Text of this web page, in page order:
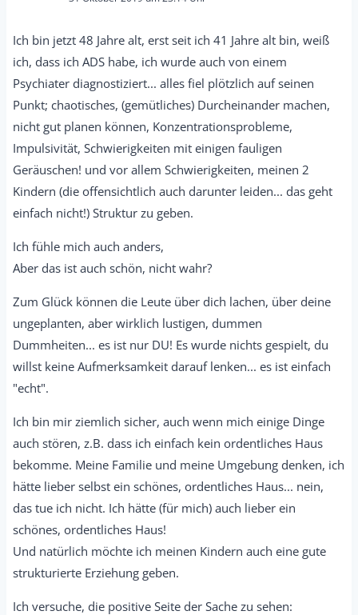
Ich bin jetzt 48 Jahre alt, erst seit ich 41 Jahre alt bin, weiß
ich, dass ich ADS habe, ich wurde auch von einem
Psychiater diagnostiziert... alles fiel plötzlich auf seinen
Punkt; chaotisches, (gemütliches) Durcheinander machen,
nicht gut planen können, Konzentrationsprobleme,
Impulsivität, Schwierigkeiten mit einigen fauligen
Geräuschen! und vor allem Schwierigkeiten, meinen 2
Kindern (die offensichtlich auch darunter leiden... das geht
einfach nicht!) Struktur zu geben.
Ich fühle mich auch anders,
Aber das ist auch schön, nicht wahr?
Zum Glück können die Leute über dich lachen, über deine
ungeplanten, aber wirklich lustigen, dummen
Dummheiten... es ist nur DU! Es wurde nichts gespielt, du
willst keine Aufmerksamkeit darauf lenken... es ist einfach
"echt".
Ich bin mir ziemlich sicher, auch wenn mich einige Dinge
auch stören, z.B. dass ich einfach kein ordentliches Haus
bekomme. Meine Familie und meine Umgebung denken, ich
hätte lieber selbst ein schönes, ordentliches Haus... nein,
das tue ich nicht. Ich hätte (für mich) auch lieber ein
schönes, ordentliches Haus!
Und natürlich möchte ich meinen Kindern auch eine gute
strukturierte Erziehung geben.
Ich versuche, die positive Seite der Sache zu sehen: